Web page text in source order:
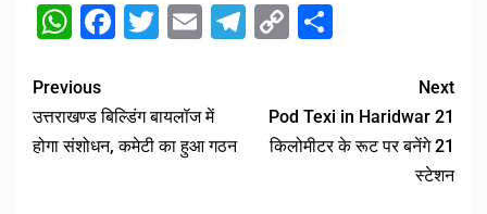
WhatsApp
Facebook
Twitter
EmailTelegram
Copy
Previous
उत्तराखण्ड बिल्डिंग बायलॉज में
होगा संशोधन, कमेटी का हुआ गठन
Next
Pod Texi in Haridwar 21
किलोमीटर के रूट पर बनेंगे 21
स्टेशन